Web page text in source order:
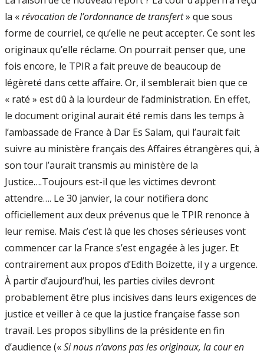
la «révocation de l’ordonnance de transfert» que sous
forme de courriel, ce qu’elle ne peut accepter. Ce sont les
originaux qu’elle réclame. On pourrait penser que, une
fois encore, le TPIR a fait preuve de beaucoup de
légèreté dans cette affaire. Or, il semblerait bien que ce
« raté » est dû à la lourdeur de l’administration. En effet,
le document original aurait été remis dans les temps à
l’ambassade de France à Dar Es Salam, qui l’aurait fait
suivre au ministère français des Affaires étrangères qui, à
son tour l’aurait transmis au ministère de la
Justice….Toujours est-il que les victimes devront
attendre…. Le 30 janvier, la cour notifiera donc
officiellement aux deux prévenus que le TPIR renonce à
leur remise. Mais c’est là que les choses sérieuses vont
commencer car la France s’est engagée à les juger. Et
contrairement aux propos d’Edith Boizette, il y a urgence.
À partir d’aujourd’hui, les parties civiles devront
probablement être plus incisives dans leurs exigences de
justice et veiller à ce que la justice française fasse son
travail. Les propos sibyllins de la présidente en fin
d’audience («Si nous n’avons pas les originaux, la cour en